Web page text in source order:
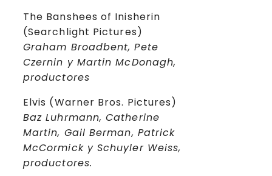
The Banshees of Inisherin
(Searchlight Pictures)
Graham Broadbent, Pete
Czernin y Martin McDonagh,
productores
Elvis (Warner Bros. Pictures)
Baz Luhrmann, Catherine
Martin, Gail Berman, Patrick
McCormick y Schuyler Weiss,
productores.